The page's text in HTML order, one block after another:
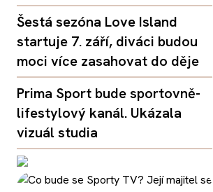
Šestá sezóna Love Island
startuje 7. září, diváci budou
moci více zasahovat do děje
Prima Sport bude sportovně-
lifestylový kanál. Ukázala
vizuál studia